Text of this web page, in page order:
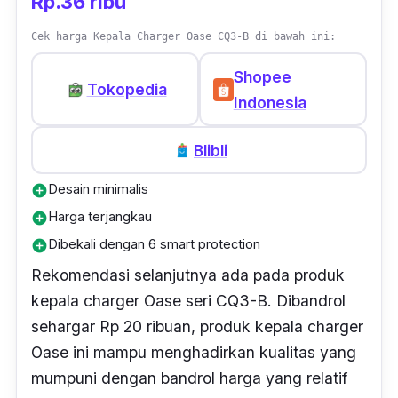
ini mampu mengisi daya baterai
Mi 10T Pro 5G yang awalnya ada di
persentase 12% ke 100% selama 2 jam lebih 5
menit.
Bandrol harganya ada di kisaran Rp 30
ribuan. Dalam paket pembeliannya, kamu
akan sekaligus mendapatkan kabel
yang bisa dipakai untuk mengisi daya
smartphoneatau gadgetdengan
Terlepas dari segala kekurangannya, USAMS
T21 juga dibekali dengan beragam
keunggulan, seperti bobot ringan dan
kecepatanchargingyang relatif cepat
dibandingkanmerklain dengan output
Cek harga Kepala Charger Oase CQ3-B di bawah ini:
Tokopedia
Shopee
Indonesia
Blibli
add_circleDesain minimalis
add_circleHarga terjangkau
add_circleDibekali dengan 6 smart protection
Rekomendasi selanjutnya ada pada produk
kepala charger Oase seri CQ3-B. Dibandrol
sehargar Rp 20 ribuan, produk kepala charger
Oase ini mampu menghadirkan kualitas yang
mumpuni dengan bandrol harga yang relatif